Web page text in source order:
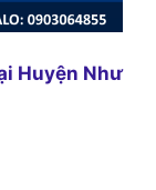
Huyện Như